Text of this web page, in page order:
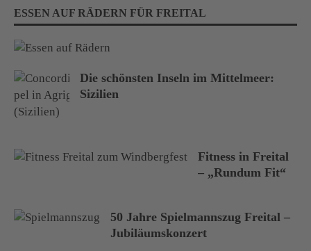
ESSEN AUF RÄDERN FÜR FREITAL
Die schönsten Inseln im Mittelmeer:
Sizilien
Fitness in Freital
– „Rundum Fit“
50 Jahre Spielmannszug Freital –
Jubiläumskonzert